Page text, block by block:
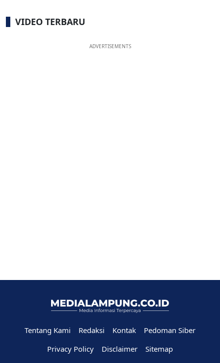
VIDEO TERBARU
ADVERTISEMENTS
Tentang Kami Redaksi Kontak
Pedoman Siber
Privacy Policy
Disclaimer Sitemap